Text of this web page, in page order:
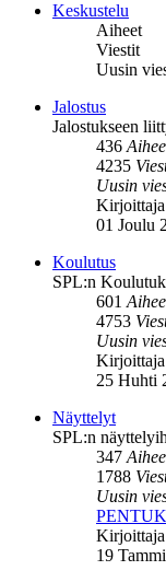
Keskustelu
Aiheet
Viestit
Uusin
Jalostus
Jalostukseen
436
4235
Uusin
Kirjoittaja
01 Joulu
Koulutus
SPL:n
601
4753
Uusin
Kirjoittaja
25 Huhti
Näyttelyt
SPL:n
347
1788
Uusin
Kirjoittaja
19